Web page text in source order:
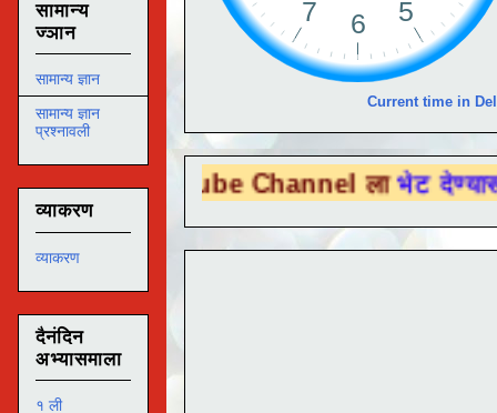
Current time in
Tube Channel लाभेट देण्यासाठी येथे
सामान्य
ज्ञान
सामान्य ज्ञान
सामान्य ज्ञान
प्रश्नावली
व्याकरण
व्याकरण
दैनंदिन
अभ्यासमाला
१ ली